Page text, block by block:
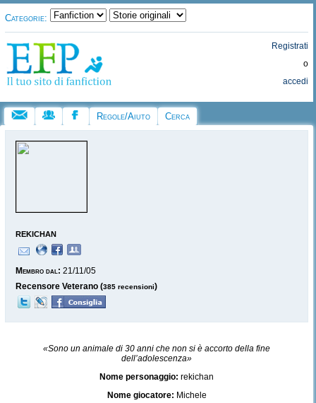
Categorie:
Registrati
o
accedi
Regole/Aiuto Cerca
rekichan
Membro dal: 21/11/05
Recensore Veterano (385 recensioni)
«Sono un animale di 30 anni che non si è accorto della fine
dell’adolescenza»
Nome personaggio:rekichan
Nome giocatore: Michele